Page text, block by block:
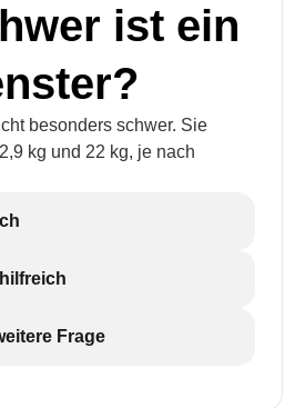
ist ein
besonders schwer. Sie
kg und 22 kg, je nach
Frage